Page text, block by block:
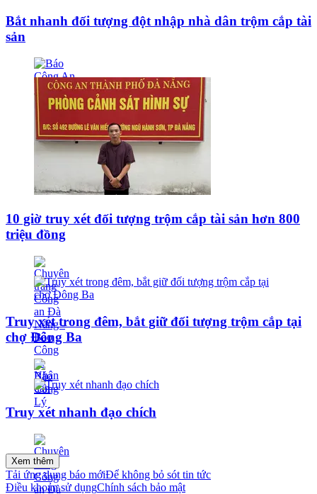
Bắt nhanh đối tượng đột nhập nhà dân trộm cắp tài
sản
10 giờ truy xét đối tượng trộm cắp tài sản hơn 800
triệu đồng
Truy xét trong đêm, bắt giữ đối tượng trộm cắp tại
chợ Đông Ba
Truy xét nhanh đạo chích
Xem thêm
Tải ứng dụng báo mớiĐể không bỏ sót tin tức
Điều khoản sử dụngChính sách bảo mật